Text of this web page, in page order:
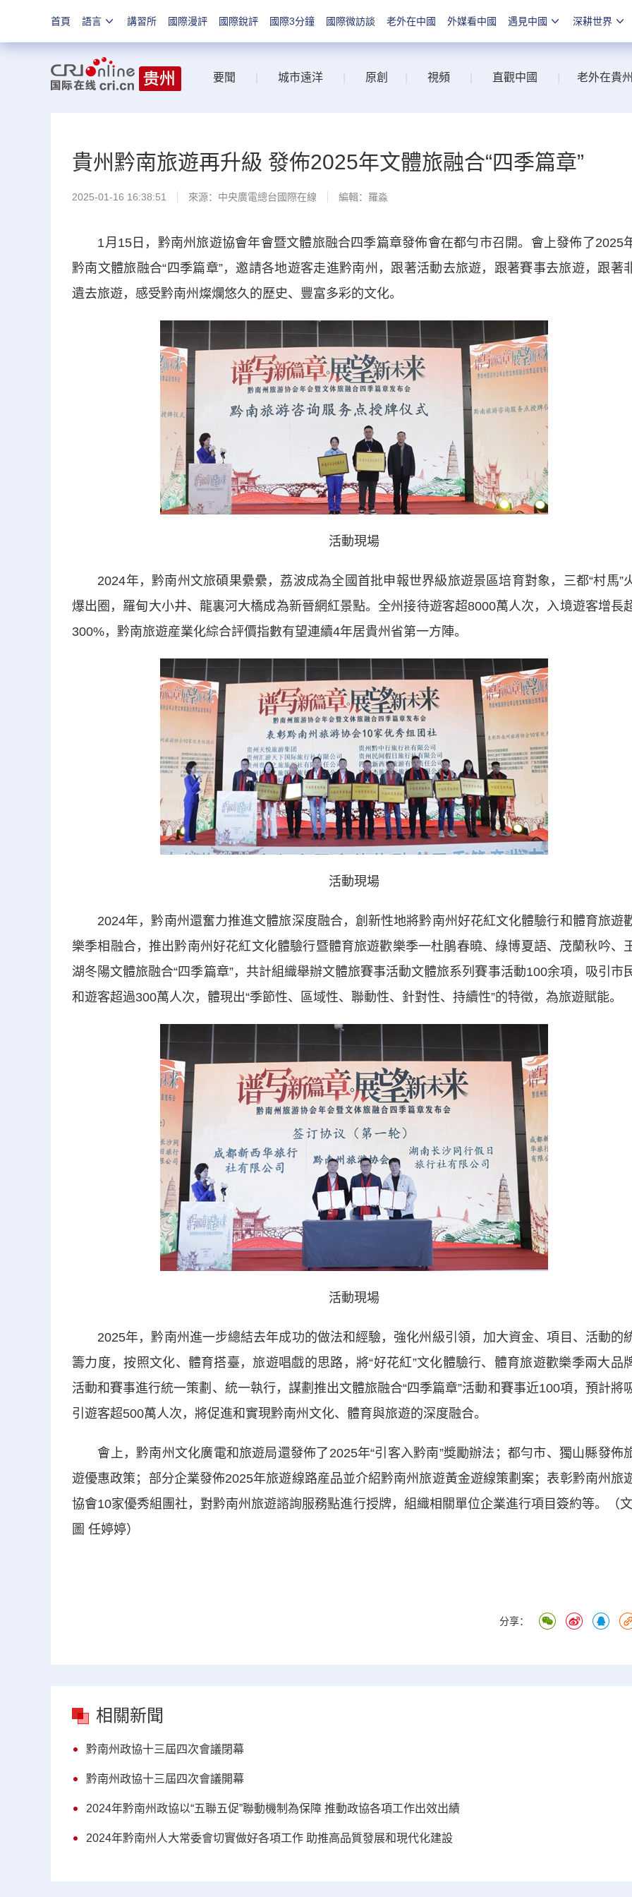
首頁 語言 講習所 國際漫評 國際銳評 國際3分鐘 國際微訪談 老外在中國 外媒看中國 遇見中國 深耕世界
要聞 城市遠洋 原創 視頻 直觀中國 老外在貴
貴州黔南旅遊再升級 發佈2025年文體旅融合“四季篇章”
2025-01-16 16:38:51 來源：中央廣電總台國際在線 編輯：羅淼
1月15日，黔南州旅遊協會年會暨文體旅融合四季篇章發佈會在都勻市召開。會上發佈了2025
黔南文體旅融合“四季篇章”，邀請各地遊客走進黔南州，跟著活動去旅遊，跟著賽事去旅遊，跟著
遺去旅遊，感受黔南州燦爛悠久的歷史、豐富多彩的文化。
活動現場
2024年，黔南州文旅碩果纍纍，荔波成為全國首批申報世界級旅遊景區培育對象，三都“村馬”
爆出圈，羅甸大小井、龍裏河大橋成為新晉網紅景點。全州接待遊客超8000萬人次，入境遊客增長
300%，黔南旅遊産業化綜合評價指數有望連續4年居貴州省第一方陣。
活動現場
2024年，黔南州還奮力推進文體旅深度融合，創新性地將黔南州好花紅文化體驗行和體育旅遊
樂季相融合，推出黔南州好花紅文化體驗行暨體育旅遊歡樂季一杜鵑春曉、綠博夏語、茂蘭秋吟、
湖冬陽文體旅融合“四季篇章”，共計組織舉辦文體旅賽事活動文體旅系列賽事活動100余項，吸引市
和遊客超過300萬人次，體現出“季節性、區域性、聯動性、針對性、持續性”的特徵，為旅遊賦能。
活動現場
2025年，黔南州進一步總結去年成功的做法和經驗，強化州級引領，加大資金、項目、活動的
籌力度，按照文化、體育搭臺，旅遊唱戲的思路，將“好花紅”文化體驗行、體育旅遊歡樂季兩大品
活動和賽事進行統一策劃、統一執行，謀劃推出文體旅融合“四季篇章”活動和賽事近100項，預計將
引遊客超500萬人次，將促進和實現黔南州文化、體育與旅遊的深度融合。
會上，黔南州文化廣電和旅遊局還發佈了2025年“引客入黔南”獎勵辦法；都勻市、獨山縣發佈
遊優惠政策；部分企業發佈2025年旅遊線路産品並介紹黔南州旅遊黃金遊線策劃案；表彰黔南州旅
協會10家優秀組團社，對黔南州旅遊諮詢服務點進行授牌，組織相關單位企業進行項目簽約等。（
圖 任婷婷）
分享：
相關新聞
黔南州政協十三屆四次會議閉幕
黔南州政協十三屆四次會議開幕
2024年黔南州政協以“五聯五促”聯動機制為保障 推動政協各項工作出效出績
2024年黔南州人大常委會切實做好各項工作 助推高品質發展和現代化建設